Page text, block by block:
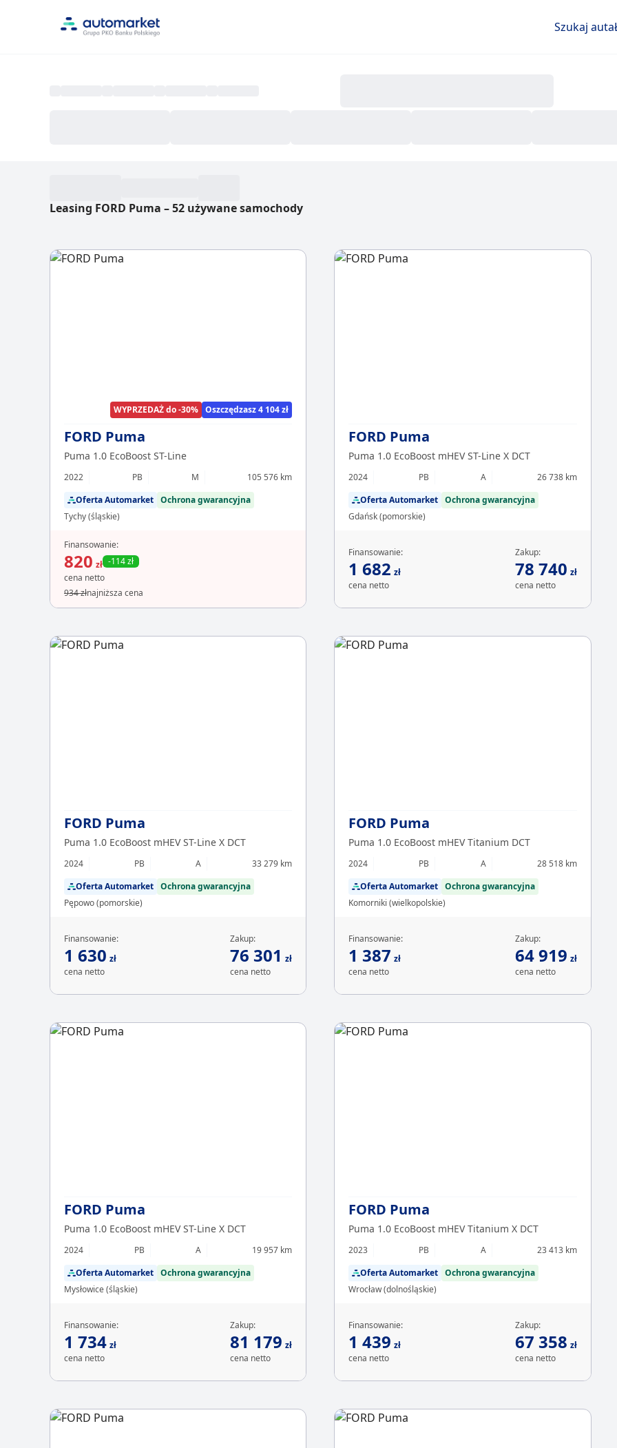
Szukaj auta
Leasing FORD Puma –52 używane samochody
WYPRZEDAŻ do -30% Oszczędzasz 4 104 zł
FORD Puma
Puma 1.0 EcoBoost ST-Line
2022 PB M
105 576 km
Oferta Automarket Ochrona gwarancyjna
Tychy (śląskie)
Finansowanie:
820 zł -114 zł
cena netto
934 złnajniższa cena
FORD Puma
Puma 1.0 EcoBoost mHEV ST-Line X DCT
2024 PB A
26 738 km
Oferta Automarket
Ochrona gwarancyjna
Gdańsk (pomorskie)
Finansowanie:
1 682 zł
cena netto
Zakup:
78 740 zł
cena netto
FORD Puma
Puma 1.0 EcoBoost mHEV ST-Line X DCT
2024 PB A
33 279 km
Oferta Automarket Ochrona gwarancyjna
Pępowo (pomorskie)
Finansowanie:
1 630 zł
cena netto
Zakup:
76 301 zł
cena netto
FORD Puma
Puma 1.0 EcoBoost mHEV Titanium DCT
2024 PB A
28 518 km
Oferta Automarket
Ochrona gwarancyjna
Komorniki (wielkopolskie)
Finansowanie:
1 387 zł
cena netto
Zakup:
64 919 zł
cena netto
FORD Puma
Puma 1.0 EcoBoost mHEV ST-Line X DCT
2024 PB A
19 957 km
Oferta Automarket Ochrona gwarancyjna
Mysłowice (śląskie)
Finansowanie:
1 734 zł
cena netto
Zakup:
81 179 zł
cena netto
FORD Puma
Puma 1.0 EcoBoost mHEV Titanium X DCT
2023 PB A
23 413 km
Oferta Automarket
Ochrona gwarancyjna
Wrocław (dolnośląskie)
Finansowanie:
1 439 zł
cena netto
Zakup:
67 358 zł
cena netto